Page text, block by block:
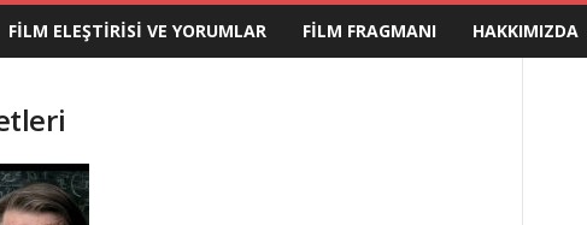
FILM ELEŞTIRISI VE YORUMLAR FILM FRAGMANI HAKKIMIZDA